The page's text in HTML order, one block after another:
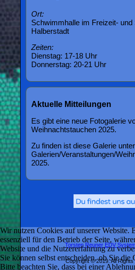
Ort:
Schwimmhalle im Freizeit- und
Halberstadt
Zeiten:
Dienstag: 17-18 Uhr
Donnerstag: 20-21 Uhr
Aktuelle Mitteilungen
Es gibt eine neue Fotogalerie
Weihnachtstauchen 2025.
Zu finden ist diese Galerie
Galerien/Veranstaltungen/
2025.
Torsten Reuner EDV
Copyright © 2019. All Rights
Wir nutzen Cookies auf unserer Website.
essenziell für den Betrieb der Seite,
Website und die Nutzererfahrung zu
Sie können selbst entscheiden, ob Sie die
Bitte beachten Sie, dass bei einer